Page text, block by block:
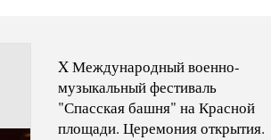
X Международный военно-
музыкальный фестиваль
"Спасская башня" на Красной
площади. Церемония открытия.